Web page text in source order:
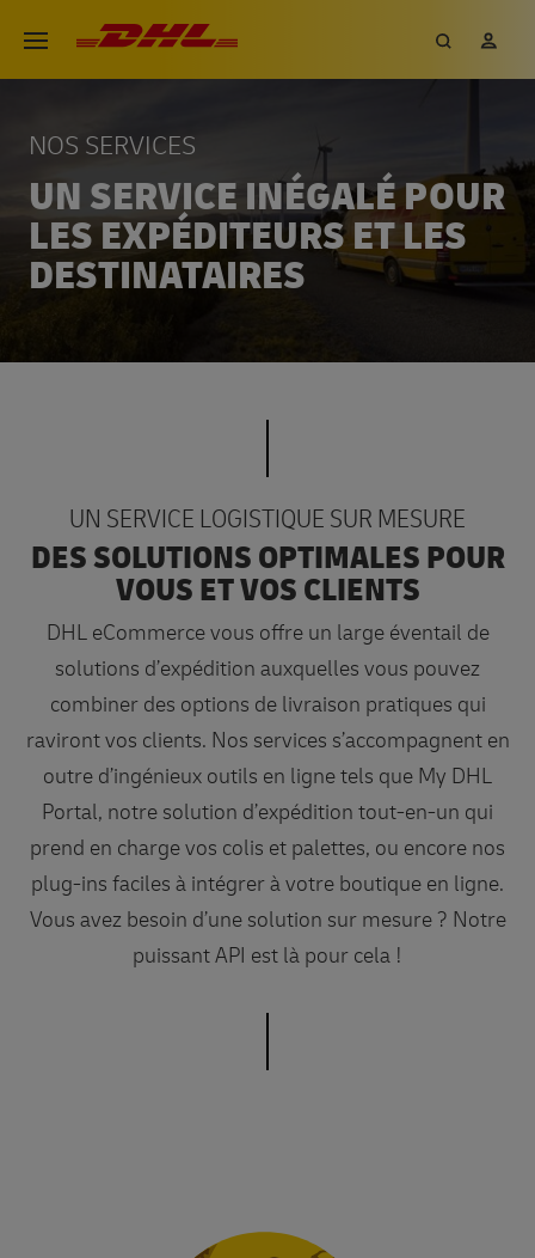
Ouvrir le menu
DHL eCommerce, aller à la
UN SERVICE INÉGALÉ POUR
LES EXPÉDITEURS ET LES
DESTINATAIRES
NOS SERVICES
UN SERVICE LOGISTIQUE SUR MESURE
DES SOLUTIONS OPTIMALES POUR
VOUS ET VOS CLIENTS
DHL eCommerce vous offre un large éventail de
solutions d’expédition auxquelles vous pouvez
combiner des options de livraison pratiques qui
raviront vos clients. Nos services s’accompagnent en
outre d’ingénieux outils en ligne tels que My DHL
Portal, notre solution d’expédition tout-en-un qui
prend en charge vos colis et palettes, ou encore nos
plug-ins faciles à intégrer à votre boutique en ligne.
Vous avez besoin d’une solution sur mesure ? Notre
puissant API est là pour cela !